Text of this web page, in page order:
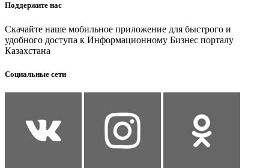
Поддержите нас
Скачайте наше мобильное приложение для быстрого и
удобного доступа к Информационному Бизнес порталу
Казахстана
Социальные сети